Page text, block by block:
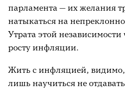
парламента — их желания
натыкаться на
Утрата этой
росту инфляции.
Жить с инфляцией, видимо,
лишь научиться не